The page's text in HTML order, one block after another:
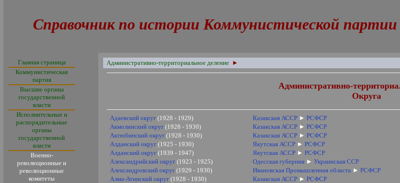
Справочник по истории Коммунистической партии
Главная страница
Коммунистическая
партия
Высшие органы
государственной
власти
Исполнительные и
распорядительные
органы
государственной
власти
Военно-
революционные и
революционные
комитеты
Административно-территориальное деление ►
Административно-
Округа
Адаевский округ (1928 - 1929) Казакская АССР ► РСФСР
Акмолинский округ (1928 - 1930) Казакская АССР ► РСФСР
Актюбинский округ (1928 - 1930) Казакская АССР ► РСФСР
Алданский округ (1925 - 1930) Якутская АССР ► РСФСР
Алданский округ (1939 - 1947) Якутская АССР ► РСФСР
Александрийский округ (1923 - 1925) Одесская губерния ► Украинская ССР
Александровский округ (1929 - 1930) Ивановская Промышленная область ► РСФСР
Алма-Атинский округ (1928 - 1930) Казакская АССР ► РСФСР